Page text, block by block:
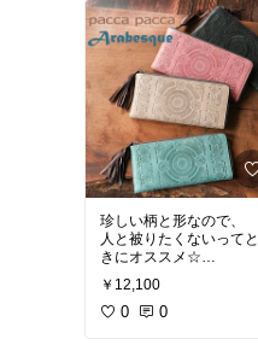
珍しい柄と形なので、
人と被りたくないってと
きにオススメ☆
L字はなかなか使い易い♪
￥12,100
0 0